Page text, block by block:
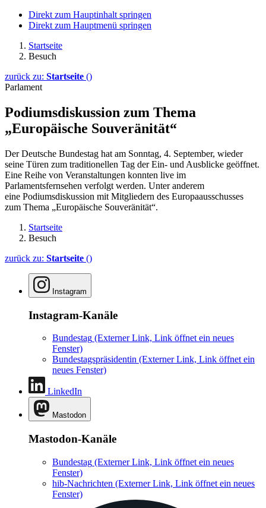
Direkt zum Hauptinhalt springen
Direkt zum Hauptmenü springen
Startseite
Besuch
zurück zu: Startseite ()
Parlament
Podiumsdiskussion zum Thema
„Europäische Souveränität“
Der Deutsche Bundestag hat am Sonntag, 4. September, wieder
seine Türen zum traditionellen Tag der Ein- und Ausblicke geöffnet.
Eine Reihe von Veranstaltungen konnten live im
Parlamentsfernsehen verfolgt werden. Unter anderem
eine Podiumsdiskussion mit Mitgliedern des Europaausschusses
zum Thema „Europäische Souveränität“.
Startseite
Besuch
zurück zu: Startseite ()
Instagram
Instagram-Kanäle
Bundestag (Externer Link, Link öffnet ein neues
Fenster)
Bundestagspräsidentin (Externer Link, Link öffnet ein
neues Fenster)
LinkedIn
Mastodon
Mastodon-Kanäle
Bundestag (Externer Link, Link öffnet ein neues
Fenster)
hib-Nachrichten (Externer Link, Link öffnet ein neues
Fenster)